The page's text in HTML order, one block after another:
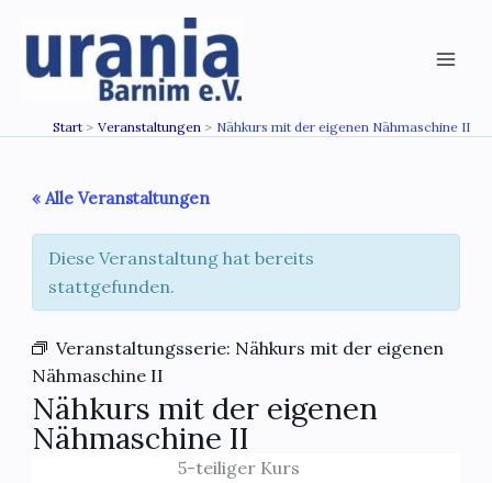
Inhalt
springen
Start Veranstaltungen Nähkurs mit der eigenen Nähmaschine II
« Alle Veranstaltungen
Diese Veranstaltung hat bereits
stattgefunden.
Veranstaltungsserie: Nähkurs mit der eigenen
Nähmaschine II
Nähkurs mit der eigenen
Nähmaschine II
5-teiliger Kurs